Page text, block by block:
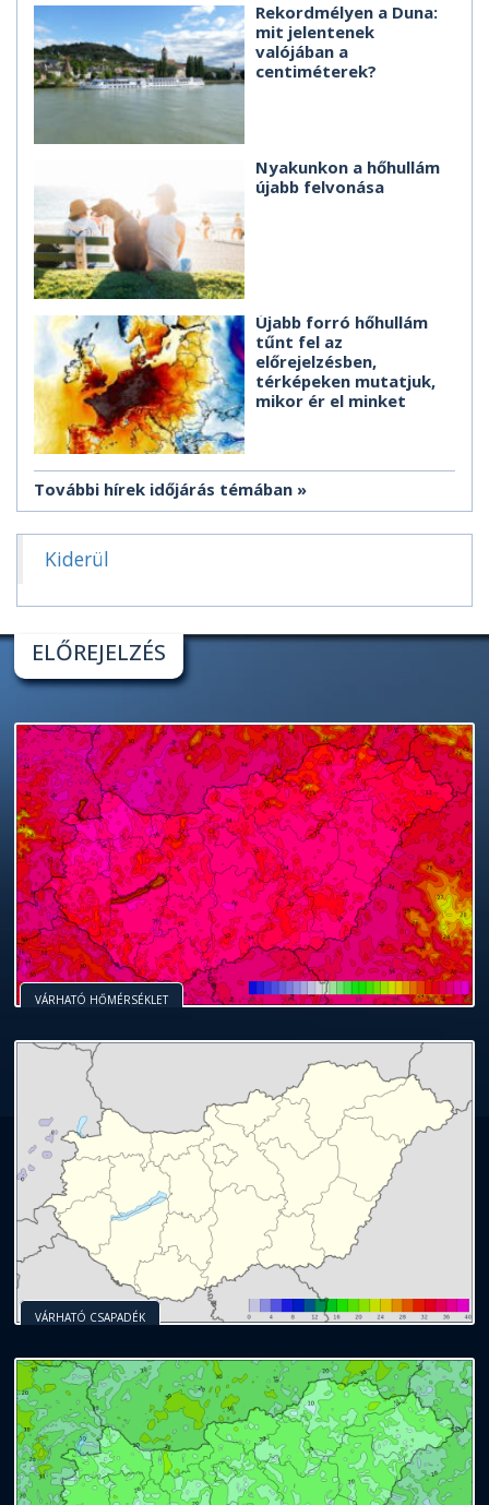
Rekordmélyen a Duna:
mit jelentenek
valójában a
centiméterek?
Nyakunkon a hőhullám
újabb felvonása
Újabb forró hőhullám
tűnt fel az
előrejelzésben,
térképeken mutatjuk,
mikor ér el minket
További hírek időjárás témában
Kiderül
ELŐREJELZÉS
VÁRHATÓ HŐMÉRSÉKLET
VÁRHATÓ CSAPADÉK